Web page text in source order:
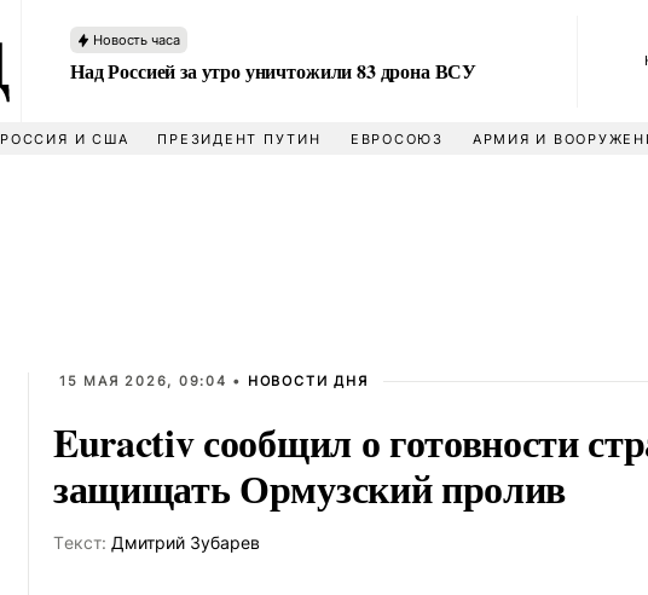
Новость часа
Над Россией за утро уничтожили 83 дрона ВСУ
РОССИЯ И США ПРЕЗИДЕНТ ПУТИН ЕВРОСОЮЗ АРМИЯ И
15 МАЯ 2026, 09:04 • НОВОСТИ ДНЯ
Euractiv сообщил о готовности
защищать Ормузский пролив
Tекст: Дмитрий Зубарев